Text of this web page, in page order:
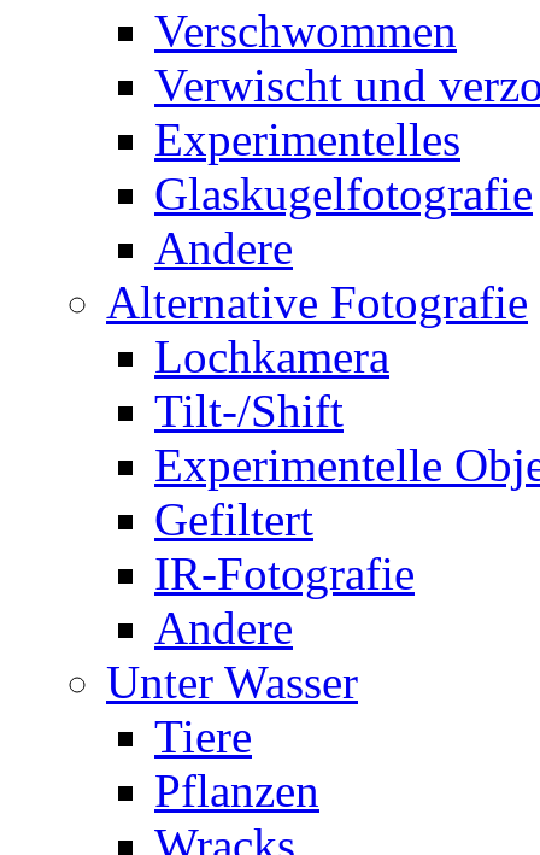
Verschwommen
Verwischt und
Experimentelles
Glaskugelfotografie
Andere
Alternative Fotografie
Lochkamera
Tilt-/Shift
Experimentelle
Gefiltert
IR-Fotografie
Andere
Unter Wasser
Tiere
Pflanzen